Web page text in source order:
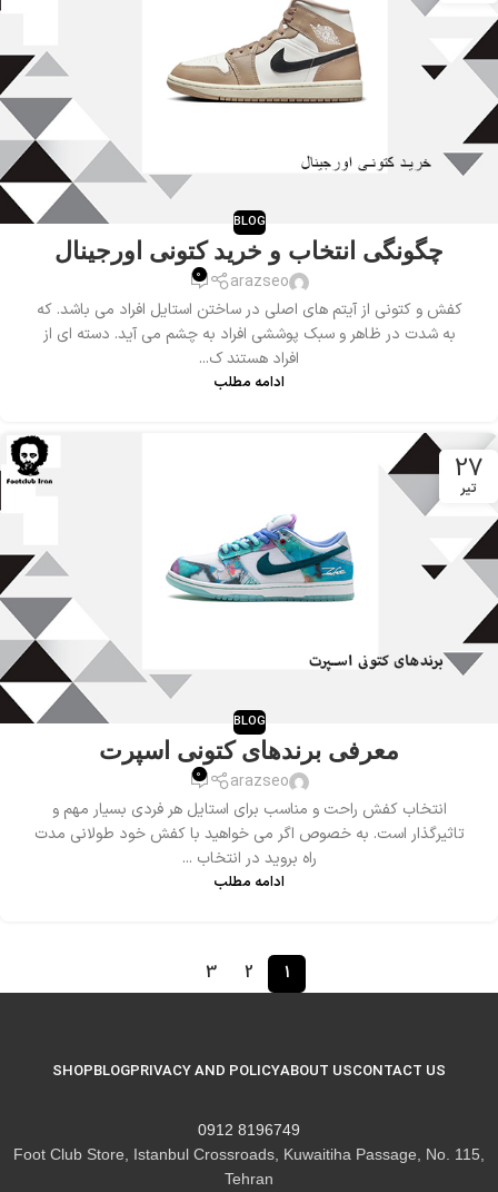
BLOG
چگونگی انتخاب و خرید کتونی اورجینال
arazseo
0
کفش و کتونی از آیتم های اصلی در ساختن استایل افراد می باشد. که
به شدت در ظاهر و سبک پوششی افراد به چشم می آید. دسته ای از
افراد هستند ک...
ادامه مطلب
27
تیر
BLOG
معرفی برندهای کتونی اسپرت
arazseo
0
انتخاب کفش راحت و مناسب برای استایل هر فردی بسیار مهم و
تاثیرگذار است. به خصوص اگر می خواهید با کفش خود طولانی مدت
راه بروید در انتخاب ...
ادامه مطلب
1
2
3
CONTACT US
ABOUT US
PRIVACY AND POLICY
BLOG
SHOP
8196749 0912
Foot Club Store, Istanbul Crossroads, Kuwaitiha Passage, No. 115,
Tehran